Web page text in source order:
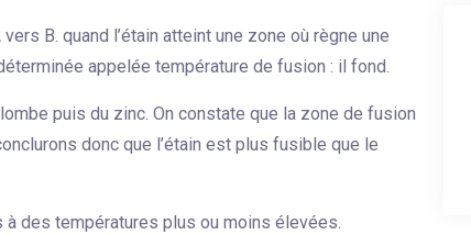
B. quand l’étain atteint une zone où règne une
appelée température de fusion : il fond.
puis du zinc. On constate que la zone de fusion
donc que l’étain est plus fusible que le
des températures plus ou moins élevées.